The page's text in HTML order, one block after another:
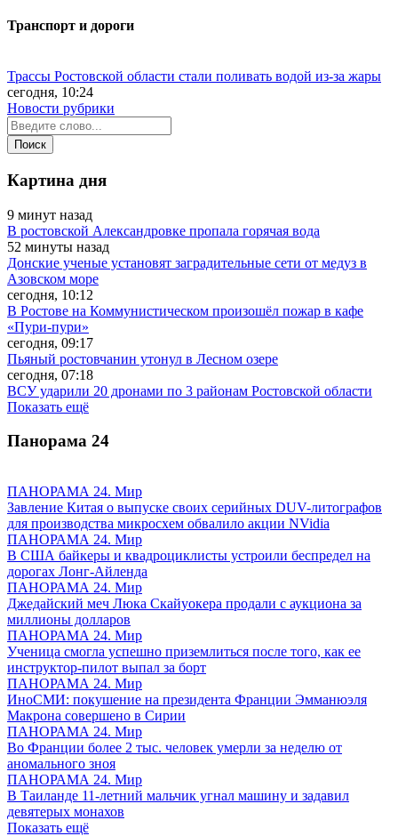
Транспорт и дороги
Трассы Ростовской области стали поливать водой из-за жары
сегодня, 10:24
Новости рубрики
Картина дня
9 минут назад
В ростовской Александровке пропала горячая вода
52 минуты назад
Донские ученые установят заградительные сети от медуз в
Азовском море
сегодня, 10:12
В Ростове на Коммунистическом произошёл пожар в кафе
«Пури-пури»
сегодня, 09:17
Пьяный ростовчанин утонул в Лесном озере
сегодня, 07:18
ВСУ ударили 20 дронами по 3 районам Ростовской области
Показать ещё
Панорама 24
ПАНОРАМА 24. Мир
Завление Китая о выпуске своих серийных DUV-литографов
для производства микросхем обвалило акции NVidia
ПАНОРАМА 24. Мир
В США байкеры и квадроциклисты устроили беспредел на
дорогах Лонг-Айленда
ПАНОРАМА 24. Мир
Джедайский меч Люка Скайуокера продали с аукциона за
миллионы долларов
ПАНОРАМА 24. Мир
Ученица смогла успешно приземлиться после того, как ее
инструктор-пилот выпал за борт
ПАНОРАМА 24. Мир
ИноСМИ: покушение на президента Франции Эмманюэля
Макрона совершено в Сирии
ПАНОРАМА 24. Мир
Во Франции более 2 тыс. человек умерли за неделю от
аномального зноя
ПАНОРАМА 24. Мир
В Таиланде 11-летний мальчик угнал машину и задавил
девятерых монахов
Показать ещё